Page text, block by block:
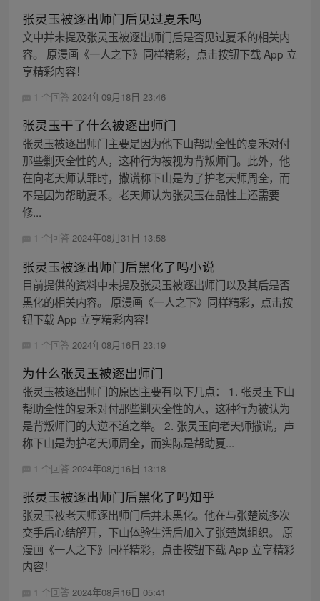
张灵玉被逐出师门后见过夏禾吗
文中并未提及张灵玉被逐出师门后是否见过夏禾的相关内
容。 原漫画《一人之下》同样精彩，点击按钮下载 App 立
享精彩内容！
1 个回答 2024年09月18日 23:46
张灵玉干了什么被逐出师门
张灵玉被逐出师门主要是因为他下山帮助全性的夏禾对付
那些剿灭全性的人，这种行为被视为背叛师门。此外，他
在向老天师认罪时，撒谎称下山是为了护老天师周全，而
不是因为帮助夏禾。老天师认为张灵玉在品性上还需要
修...
1 个回答 2024年08月31日 13:58
张灵玉被逐出师门后黑化了吗小说
目前提供的资料中未提及张灵玉被逐出师门以及其后是否
黑化的相关内容。 原漫画《一人之下》同样精彩，点击按
钮下载 App 立享精彩内容！
1 个回答 2024年08月16日 23:19
为什么张灵玉被逐出师门
张灵玉被逐出师门的原因主要有以下几点： 1. 张灵玉下山
帮助全性的夏禾对付那些剿灭全性的人，这种行为被认为
是背叛师门的大逆不道之举。 2. 张灵玉向老天师撒谎，声
称下山是为护老天师周全，而实际是帮助夏...
1 个回答 2024年08月16日 13:18
张灵玉被逐出师门后黑化了吗知乎
张灵玉被老天师逐出师门后并未黑化。他在与张楚岚多次
交手后心结解开，下山体验生活后加入了张楚岚组织。 原
漫画《一人之下》同样精彩，点击按钮下载 App 立享精彩
内容！
1 个回答 2024年08月16日 05:41